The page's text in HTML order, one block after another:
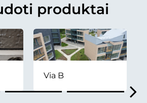
produktai
Via B